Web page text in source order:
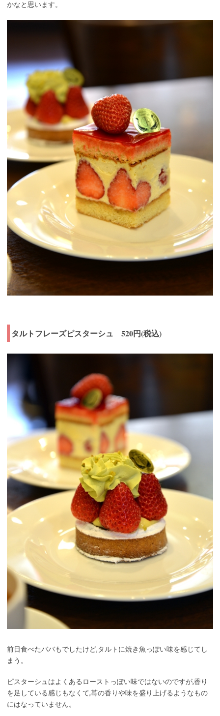
かなと思います。
タルトフレーズピスターシュ 520円(税込)
前日食べたババもでしたけど,タルトに焼き魚っぽい味を感じてし
まう。
ピスターシュはよくあるローストっぽい味ではないのですが,香り
を足している感じもなくて,苺の香りや味を盛り上げるようなもの
にはなっていません。